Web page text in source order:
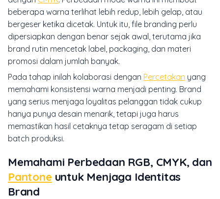
beberapa warna terlihat lebih redup, lebih gelap, atau
bergeser ketika dicetak. Untuk itu, file branding perlu
dipersiapkan dengan benar sejak awal, terutama jika
brand rutin mencetak label, packaging, dan materi
promosi dalam jumlah banyak.
Pada tahap inilah kolaborasi dengan Percetakan yang
memahami konsistensi warna menjadi penting. Brand
yang serius menjaga loyalitas pelanggan tidak cukup
hanya punya desain menarik, tetapi juga harus
memastikan hasil cetaknya tetap seragam di setiap
batch produksi.
Memahami Perbedaan RGB, CMYK, dan
Pantone untuk Menjaga Identitas
Brand